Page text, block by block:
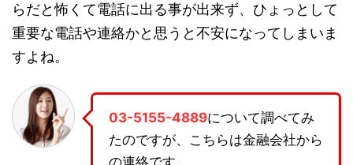
らだと怖くて電話に出る事が出来ず、ひょっとして
重要な電話や連絡かと思うと不安になってしまいま
すよね。
03-5155-4889について調べてみ
たのですが、こちらは金融会社から